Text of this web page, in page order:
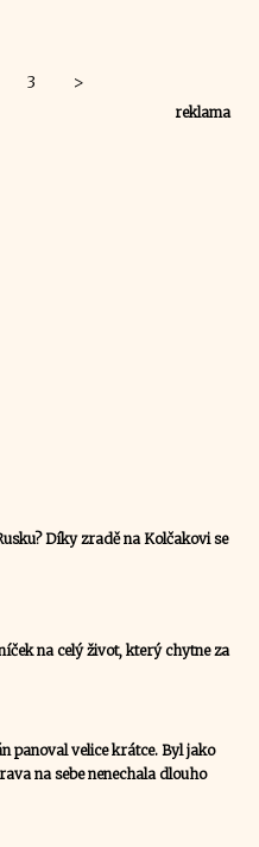
3 >
reklama
Díky zradě na Kolčakovi se
na celý život, který chytne za
panoval velice krátce. Byl jako
na sebe nenechala dlouho